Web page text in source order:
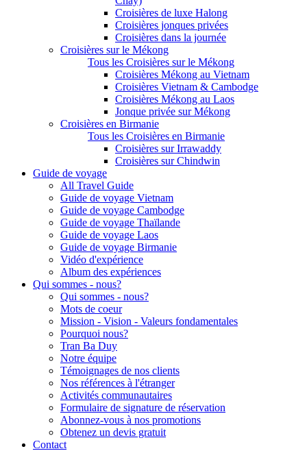
Croisières de luxe Halong
Croisières jonques privées
Croisières dans la journée
Croisières sur le Mékong
Tous les Croisières sur le Mékong
Croisières Mékong au Vietnam
Croisières Vietnam & Cambodge
Croisières Mékong au Laos
Jonque privée sur Mékong
Croisières en Birmanie
Tous les Croisières en Birmanie
Croisières sur Irrawaddy
Croisières sur Chindwin
Guide de voyage
All Travel Guide
Guide de voyage Vietnam
Guide de voyage Cambodge
Guide de voyage Thaïlande
Guide de voyage Laos
Guide de voyage Birmanie
Vidéo d'expérience
Album des expériences
Qui sommes - nous?
Qui sommes - nous?
Mots de coeur
Mission - Vision - Valeurs fondamentales
Pourquoi nous?
Tran Ba Duy
Notre équipe
Témoignages de nos clients
Nos références à l'étranger
Activités communautaires
Formulaire de signature de réservation
Abonnez-vous à nos promotions
Obtenez un devis gratuit
Contact